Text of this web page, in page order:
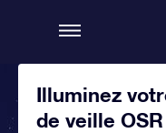
Illuminez
de veille OSR